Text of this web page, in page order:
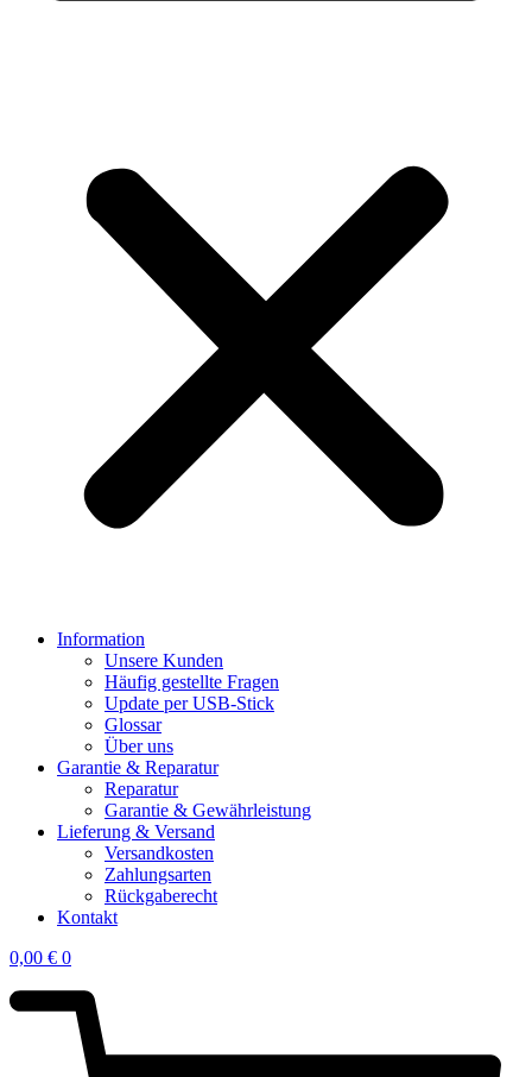
Information
Unsere Kunden
Häufig gestellte Fragen
Update per USB-Stick
Glossar
Über uns
Garantie & Reparatur
Reparatur
Garantie & Gewährleistung
Lieferung & Versand
Versandkosten
Zahlungsarten
Rückgaberecht
Kontakt
0,00 € 0